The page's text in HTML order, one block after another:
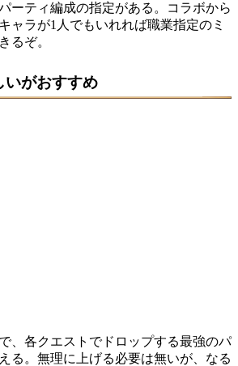
ーティ編成の指定がある。コラボから
ャラが1人でもいれれば職業指定のミ
るぞ。
いがおすすめ
、各クエストでドロップする最強のパ
る。無理に上げる必要は無いが、なる